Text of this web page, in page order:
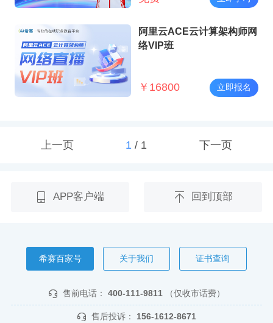
阿里云ACE云计算架构师网
络VIP班
￥ 16800 立即报名
上一页 1/ 1 下一页
APP客户端 回到顶部
希赛百家号 关于我们 证书查询
售前电话： 400-111-9811 （仅收市话费）
售后投诉： 156-1612-8671